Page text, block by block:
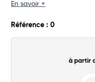
Total
En savoir +
Référence : 0
à partir